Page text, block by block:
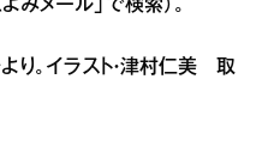
みメール」で検索）。
り。イラスト・津村仁美 取